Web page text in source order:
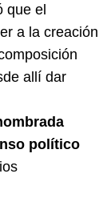
que el
a la creación
allí dar
político